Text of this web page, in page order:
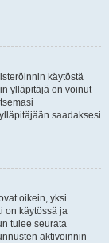
käytöstä
ylläpitäjä on voinut
saadaksesi
oikein, yksi
on käytössä ja
tulee seurata
aktivoinnin